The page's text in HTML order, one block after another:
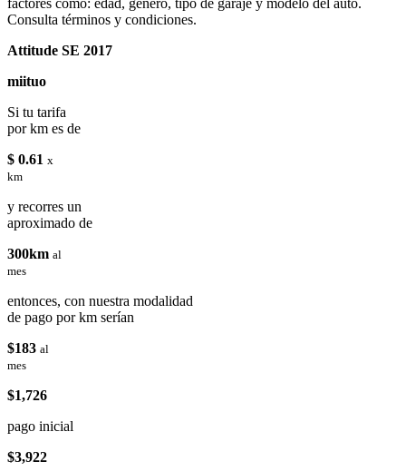
Consulta términos y condiciones.
Attitude SE 2017
miituo
Si tu tarifa
por km es de
$ 0.61 x
km
y recorres un
aproximado de
300km al
mes
entonces, con nuestra modalidad
de pago por km serían
$183 al
mes
$1,726
pago inicial
$3,922